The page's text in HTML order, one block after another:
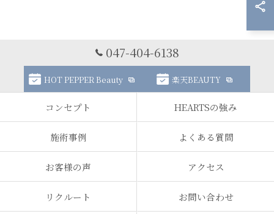
047-404-6138
HOT PEPPER Beauty 楽天BEAUTY
コンセプト HEARTSの強み
施術事例 よくある質問
お客様の声 アクセス
リクルート お問い合わせ